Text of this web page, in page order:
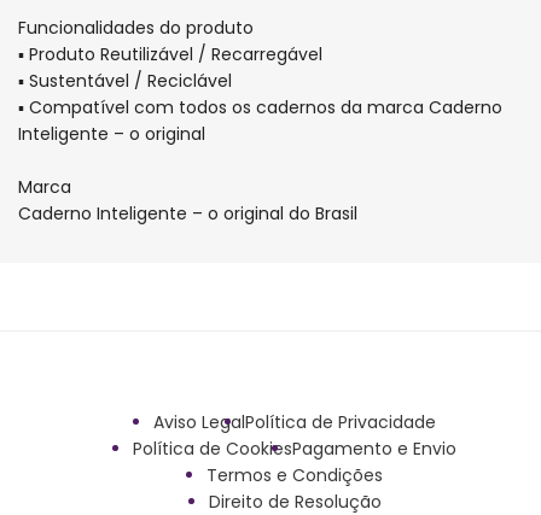
Funcionalidades do produto
▪ Produto Reutilizável / Recarregável
▪ Sustentável / Reciclável
▪ Compatível com todos os cadernos da marca Caderno
Inteligente – o original
Marca
Caderno Inteligente – o original do Brasil
Aviso LegalPolítica de Privacidade
Política de CookiesPagamento e Envio
Termos e Condições
Direito de Resolução